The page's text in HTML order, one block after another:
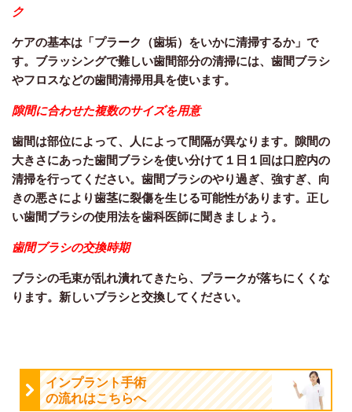
ク
ケアの基本は「プラーク（歯垢）をいかに清掃するか」で
す。ブラッシングで難しい歯間部分の清掃には、歯間ブラシ
やフロスなどの歯間清掃用具を使います。
隙間に合わせた複数のサイズを用意
歯間は部位によって、人によって間隔が異なります。隙間の
大きさにあった歯間ブラシを使い分けて１日１回は口腔内の
清掃を行ってください。歯間ブラシのやり過ぎ、強すぎ、向
きの悪さにより歯茎に裂傷を生じる可能性があります。正し
い歯間ブラシの使用法を歯科医師に聞きましょう。
歯間ブラシの交換時期
ブラシの毛束が乱れ潰れてきたら、プラークが落ちにくくな
ります。新しいブラシと交換してください。
インプラント手術
の流れはこちらへ